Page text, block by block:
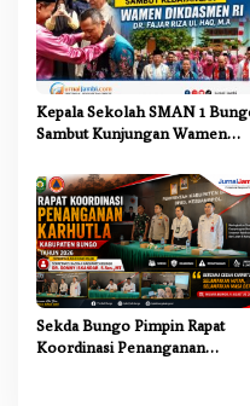
Kepala Sekolah SMAN 1
Sambut Kunjungan Wamen
PJJ untuk Anak Putus Sekolah
Sekda Bungo Pimpin Rapat
Koordinasi Penanganan